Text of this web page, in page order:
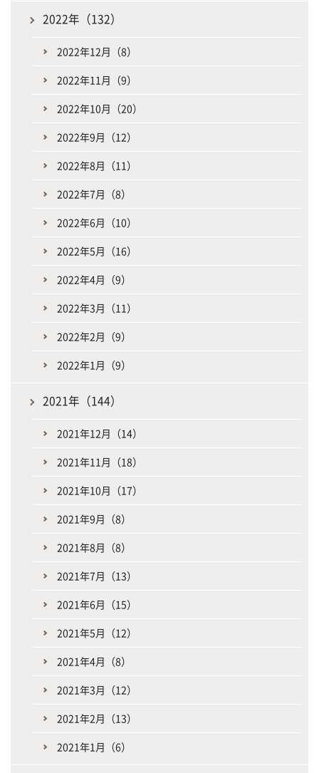
2022年（132）
2022年12月（8）
2022年11月（9）
2022年10月（20）
2022年9月（12）
2022年8月（11）
2022年7月（8）
2022年6月（10）
2022年5月（16）
2022年4月（9）
2022年3月（11）
2022年2月（9）
2022年1月（9）
2021年（144）
2021年12月（14）
2021年11月（18）
2021年10月（17）
2021年9月（8）
2021年8月（8）
2021年7月（13）
2021年6月（15）
2021年5月（12）
2021年4月（8）
2021年3月（12）
2021年2月（13）
2021年1月（6）